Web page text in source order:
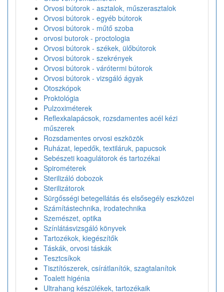
Orvosi bútorok - asztalok, műszerasztalok
Orvosi bútorok - egyéb bútorok
Orvosi bútorok - műtő szoba
orvosi butorok - proctologia
Orvosi bútorok - székek, ülőbútorok
Orvosi bútorok - szekrények
Orvosi bútorok - várótermi bútorok
Orvosi bútorok - vizsgáló ágyak
Otoszkópok
Proktológia
Pulzoximéterek
Reflexkalapácsok, rozsdamentes acél kézi
műszerek
Rozsdamentes orvosi eszközök
Ruházat, lepedők, textiláruk, papucsok
Sebészeti koagulátorok és tartozékai
Spirométerek
Sterilizáló dobozok
Sterilizátorok
Sürgősségi betegellátás és elsősegély eszközei
Számítástechnika, irodatechnika
Szemészet, optika
Színlátásvizsgáló könyvek
Tartozékok, kiegészítők
Táskák, orvosi táskák
Tesztcsíkok
Tisztítószerek, csírátlanítók, szagtalanítok
Toalett higénia
Ultrahang készülékek, tartozékaik